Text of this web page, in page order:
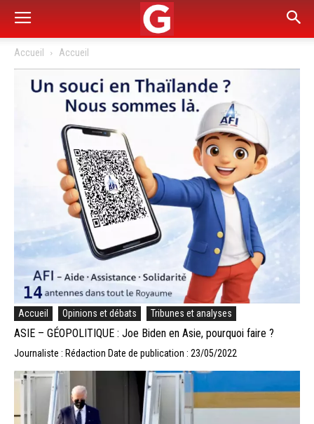
Accueil Accueil
Accueil Opinions et débats Tribunes et analyses
ASIE – GÉOPOLITIQUE : Joe Biden en Asie, pourquoi faire ?
Journaliste : Rédaction Date de publication : 23/05/2022